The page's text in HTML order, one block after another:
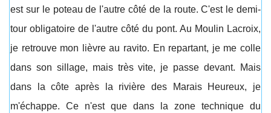
est sur le poteau de l'autre côté de la route. C'est le demi-
tour obligatoire de l'autre côté du pont. Au Moulin Lacroix,
je retrouve mon lièvre au ravito. En repartant, je me colle
dans son sillage, mais très vite, je passe devant. Mais
dans la côte après la rivière des Marais Heureux, je
m'échappe. Ce n'est que dans la zone technique du